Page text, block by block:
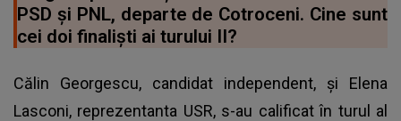
PSD și PNL, departe de Cotroceni. Cine sunt
cei doi finaliști ai turului II?
Călin Georgescu, candidat independent, și Elena
Lasconi, reprezentanta USR, s-au calificat în turul al